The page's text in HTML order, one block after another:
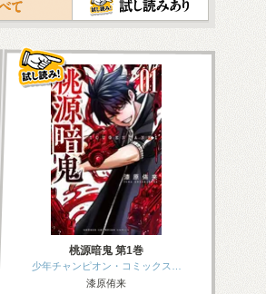
桃源暗鬼 第1巻
少年チャンピオン・コミックス…
漆原侑来